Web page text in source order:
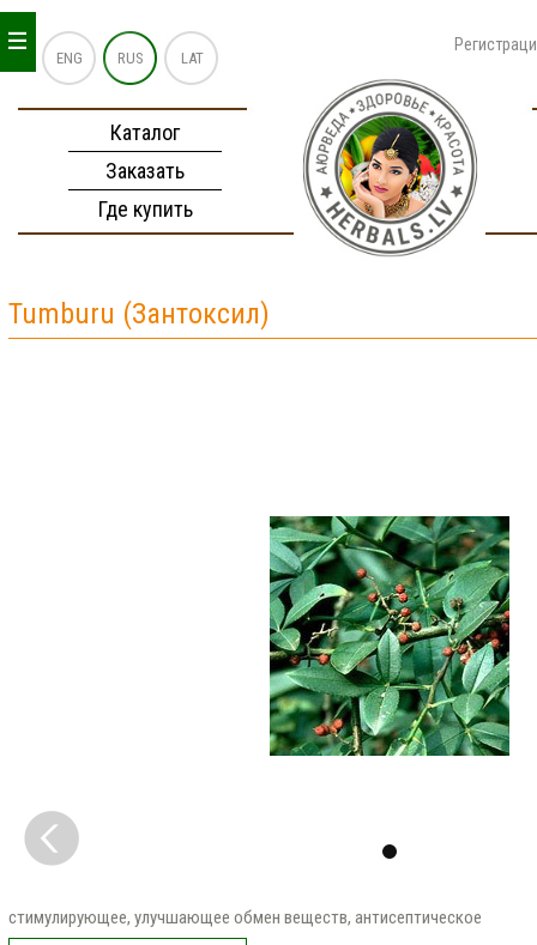
ENG RUS LAT
Каталог
Заказать
Где купить
_
_
_
Tumburu (Зантоксил)
стимулирующее, улучшающее обмен веществ, антисептическое